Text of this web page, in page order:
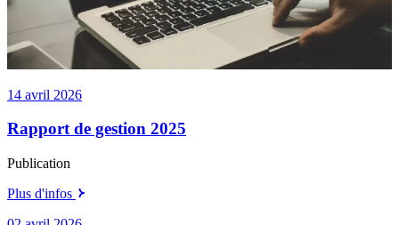
14 avril 2026
Rapport de gestion 2025
Publication
Plus d'infos